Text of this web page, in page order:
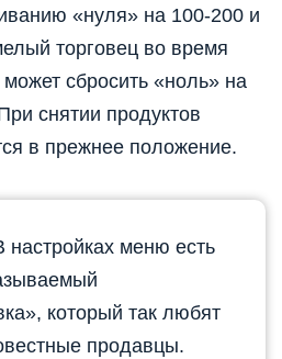
«нуля» на 100-200 и
торговец во время
сбросить «ноль» на
снятии продуктов
в прежнее положение.
настройках меню есть
который так любят
продавцы.